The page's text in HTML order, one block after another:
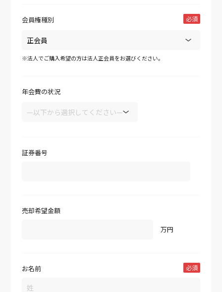
会員権種別 必須
※法人でご購入希望の方は法人正会員をお選びください。
年会費の状況
証券番号
売却希望金額
万円
お名前 必須